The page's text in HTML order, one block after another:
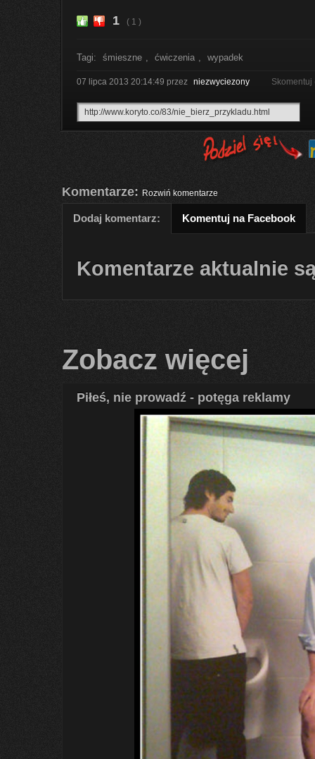
1 ( 1 )
Tagi: śmieszne , ćwiczenia , wypadek
07 lipca 2013 20:14:49 przez niezwyciezony
Komentarze: Rozwiń komentarze
Dodaj komentarz: Komentuj na Facebook
Komentarze aktualnie
Zobacz więcej
Piłeś, nie prowadź - potęga reklamy